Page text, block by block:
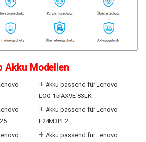
Akku Modellen
+ Akku passend für Lenovo
LOQ 15IAX9E 83LK
+ Akku passend für Lenovo
L24M3PF2
+ Akku passend für Lenovo